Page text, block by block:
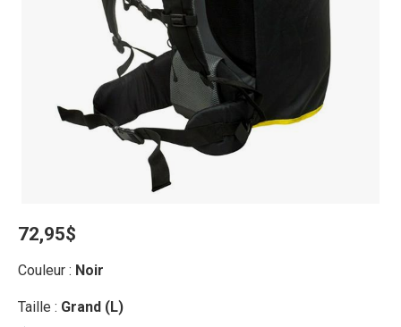
72,95$
Couleur : Noir
Taille : Grand (L)